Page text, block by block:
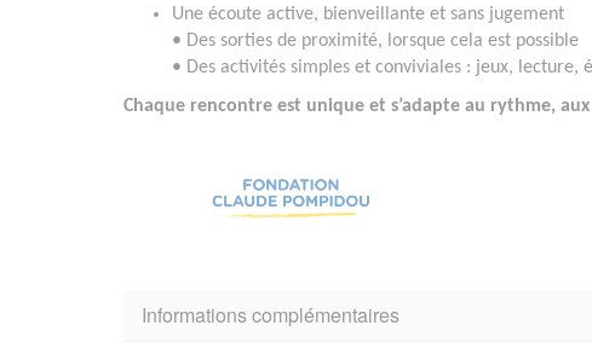
Une écoute active, bienveillante et sans jugement
• Des sorties de proximité, lorsque cela est possible
• Des activités simples et conviviales : jeux, lecture,
Chaque rencontre est unique et s’adapte au rythme,
Informations complémentaires